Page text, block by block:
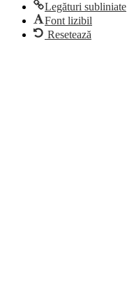
Legături subliniate
Font lizibil
Resetează